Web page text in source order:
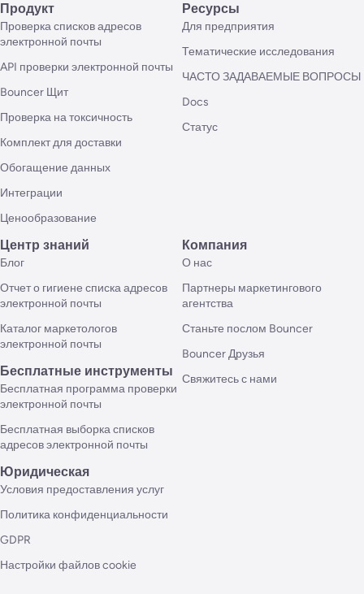
Продукт
Проверка списков адресов
электронной почты
API проверки электронной почты
Bouncer Щит
Проверка на токсичность
Комплект для доставки
Обогащение данных
Интеграции
Ценообразование
Ресурсы
Для предприятия
Тематические исследования
ЧАСТО ЗАДАВАЕМЫЕ ВОПРОСЫ
Docs
Статус
Центр знаний
Блог
Отчет о гигиене списка адресов
электронной почты
Каталог маркетологов
электронной почты
Бесплатные инструменты
Бесплатная программа проверки
электронной почты
Бесплатная выборка списков
адресов электронной почты
Компания
О нас
Партнеры маркетингового
агентства
Станьте послом Bouncer
Bouncer Друзья
Свяжитесь с нами
Юридическая
Условия предоставления услуг
Политика конфиденциальности
GDPR
Настройки файлов cookie